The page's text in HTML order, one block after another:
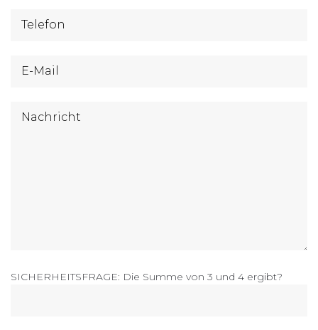
SICHERHEITSFRAGE: Die Summe von 3 und 4 ergibt?